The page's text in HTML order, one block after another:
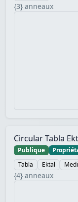
{3} anneaux
Circular Tabla
Publique
Tabla
Ektal
{4} anneaux